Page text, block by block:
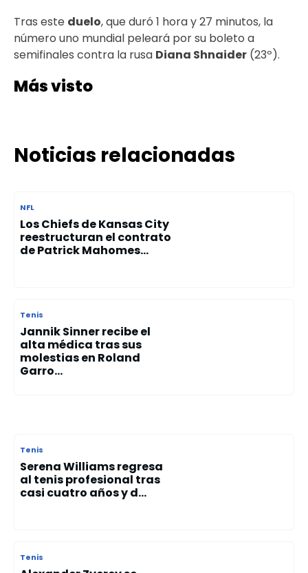
Tras este duelo, que duró 1 hora y 27 minutos, la
número uno mundial peleará por su boleto a
semifinales contra la rusa Diana Shnaider (23º).
Más visto
Noticias relacionadas
NFL
Los Chiefs de Kansas City
reestructuran el contrato
de Patrick Mahomes...
Tenis
Jannik Sinner recibe el
alta médica tras sus
molestias en Roland
Garro...
Tenis
Serena Williams regresa
al tenis profesional tras
casi cuatro años y d...
Tenis